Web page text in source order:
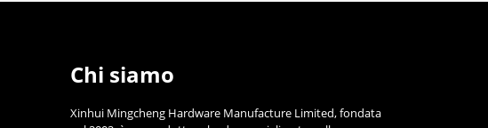
Chi siamo
Xinhui Mingcheng Hardware Manufacture Limited, fondata